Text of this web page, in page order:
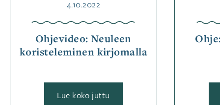
Ohjevideo: Neuleen
koristeleminen kirjomalla
Julkaistu
4.10.2022
Lue koko juttu
ohje